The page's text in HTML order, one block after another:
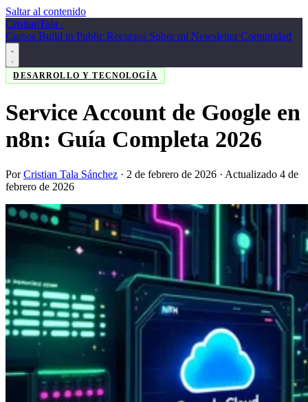
Saltar al contenido
CristianTala
Cursos Build in Public Recursos Sobre míNewsletterComunidad
DESARROLLO Y TECNOLOGÍA
Service Account de Google en
n8n: Guía Completa 2026
PorCristian Tala Sánchez · 2 de febrero de 2026 · Actualizado 4 de
febrero de 2026